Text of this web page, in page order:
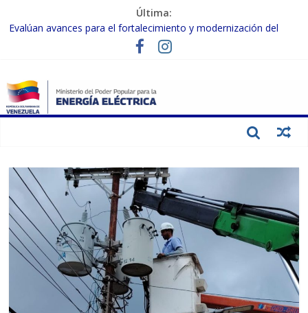
Última:
Evalúan avances para el fortalecimiento y modernización del
Inspeccionan trabajos de rehabilitación en instalaciones del SEN
Gobierno Nacional activa plan preventivo para fortalecer el SEN
ante el fenómeno de El Niño
Termocarabobo recupera el 50% de su capacidad de generación